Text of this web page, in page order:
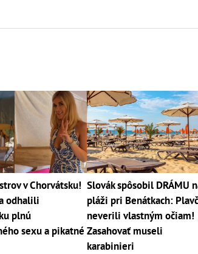
v Chorvátsku!
odhalili
plnú
sexu a pikatné
Slovák spôsobil DRÁMU
pláži pri Benátkach:
neverili vlastným očiam!
Zasahovať museli
karabinieri